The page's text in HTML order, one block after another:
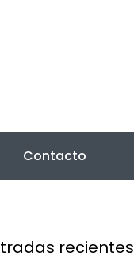
Contacto
recientes